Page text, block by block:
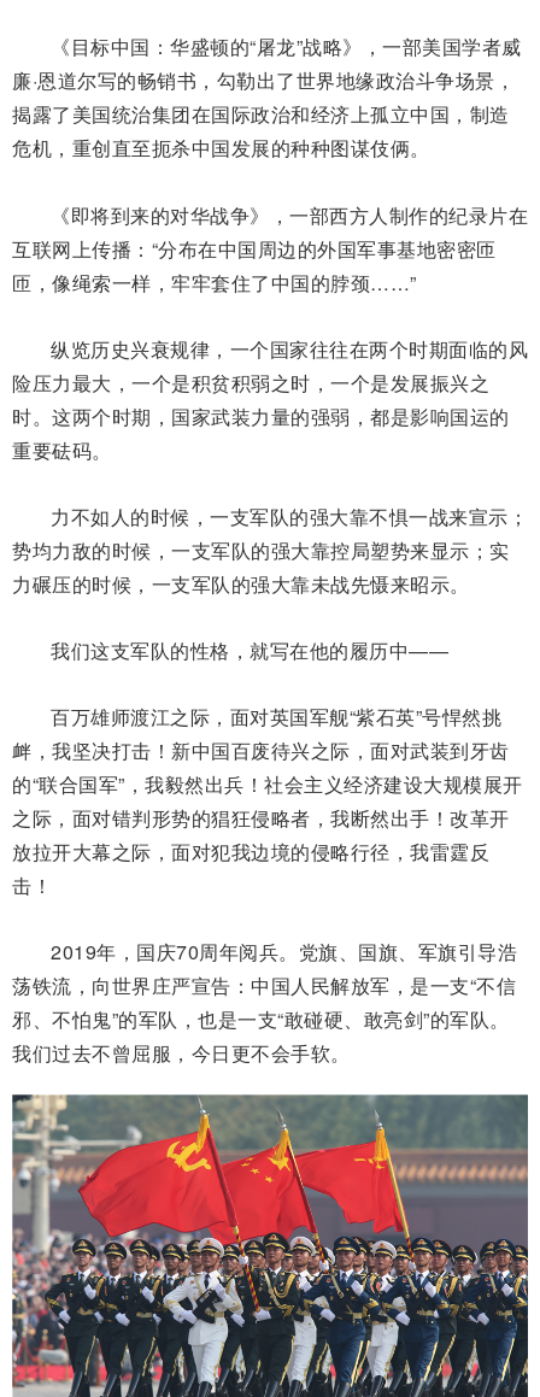
《目标中国：华盛顿的“屠龙”战略》，一部美国学者威
廉·恩道尔写的畅销书，勾勒出了世界地缘政治斗争场景，
揭露了美国统治集团在国际政治和经济上孤立中国，制造
危机，重创直至扼杀中国发展的种种图谋伎俩。
《即将到来的对华战争》，一部西方人制作的纪录片在
互联网上传播：“分布在中国周边的外国军事基地密密匝
匝，像绳索一样，牢牢套住了中国的脖颈……”
纵览历史兴衰规律，一个国家往往在两个时期面临的风
险压力最大，一个是积贫积弱之时，一个是发展振兴之
时。这两个时期，国家武装力量的强弱，都是影响国运的
重要砝码。
力不如人的时候，一支军队的强大靠不惧一战来宣示；
势均力敌的时候，一支军队的强大靠控局塑势来显示；实
力碾压的时候，一支军队的强大靠未战先慑来昭示。
我们这支军队的性格，就写在他的履历中——
百万雄师渡江之际，面对英国军舰“紫石英”号悍然挑
衅，我坚决打击！新中国百废待兴之际，面对武装到牙齿
的“联合国军”，我毅然出兵！社会主义经济建设大规模展开
之际，面对错判形势的猖狂侵略者，我断然出手！改革开
放拉开大幕之际，面对犯我边境的侵略行径，我雷霆反
击！
2019年，国庆70周年阅兵。党旗、国旗、军旗引导浩
荡铁流，向世界庄严宣告：中国人民解放军，是一支“不信
邪、不怕鬼”的军队，也是一支“敢碰硬、敢亮剑”的军队。
我们过去不曾屈服，今日更不会手软。